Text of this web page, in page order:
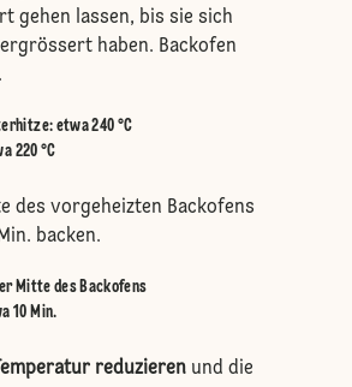
gehen lassen, bis sie sich
haben. Backofen
: etwa 240 °C
220 °C
des vorgeheizten Backofens
backen.
Mitte des Backofens
10 Min.
reduzierenund die